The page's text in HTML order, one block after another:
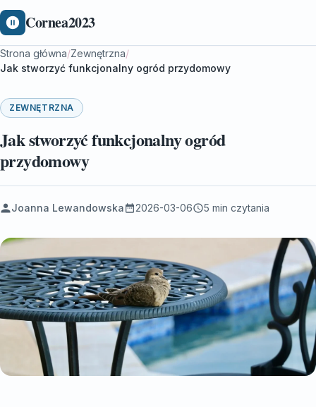
Cornea2023
Strona główna/Zewnętrzna/
Jak stworzyć funkcjonalny ogród przydomowy
ZEWNĘTRZNA
Jak stworzyć funkcjonalny ogród
przydomowy
Joanna Lewandowska 2026-03-06 5 min czytania